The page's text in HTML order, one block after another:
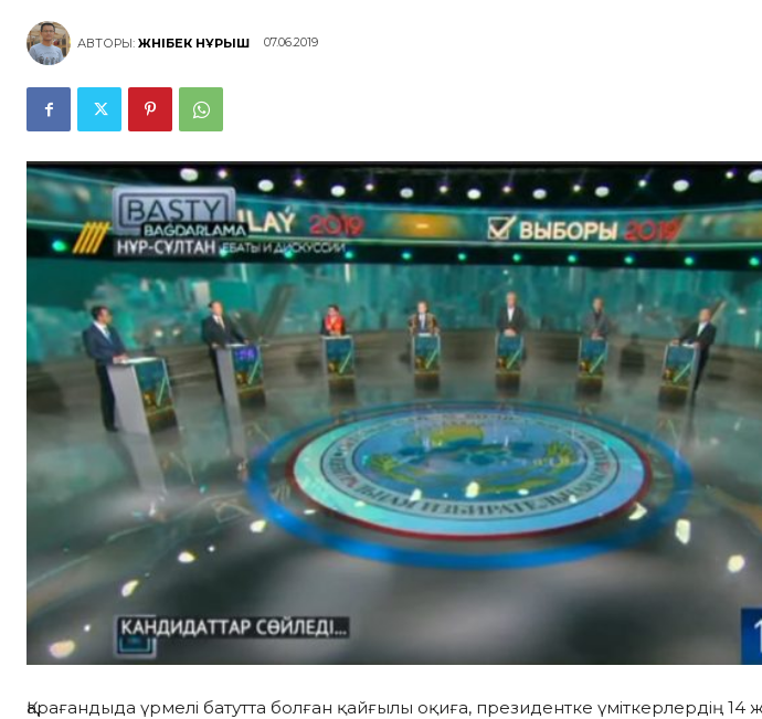
АВТОРЫ: ЖӘНІБЕК НҰРЫШ 07.06.2019
Қарағандыда үрмелі батутта болған қайғылы оқиға, президентке үміткерлердің